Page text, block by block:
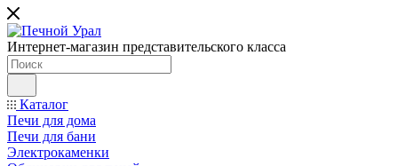
Интернет-магазин представительского класса
Каталог
Печи для дома
Печи для бани
Электрокаменки